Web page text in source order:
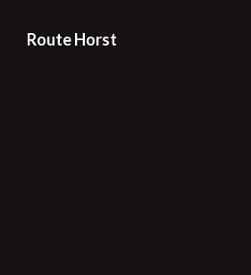
Route Horst